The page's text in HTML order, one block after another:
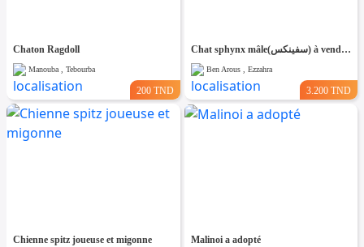
Chaton Ragdoll
Manouba , Tebourba
200 TND
Chat sphynx mâle(سفينكس) à vendre en tunis. Âge: 2 mois Vacciné
Ben Arous , Ezzahra
3.200 TND
Chienne spitz joueuse et migonne Malinoi a adopté